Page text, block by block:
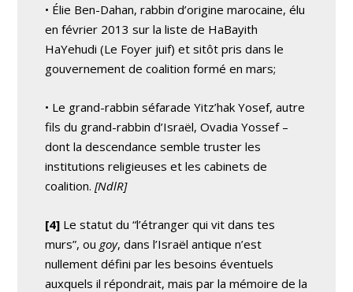
• Élie Ben-Dahan, rabbin d’origine marocaine, élu
en février 2013 sur la liste de HaBayith
HaYehudi (Le Foyer juif) et sitôt pris dans le
gouvernement de coalition formé en mars;
• Le grand-rabbin séfarade Yitz’hak Yosef, autre
fils du grand-rabbin d’Israël, Ovadia Yossef –
dont la descendance semble truster les
institutions religieuses et les cabinets de
coalition.[NdlR]
[4] Le statut du “l’étranger qui vit dans tes
murs”, ou goy, dans l’Israël antique n’est
nullement défini par les besoins éventuels
auxquels il répondrait, mais par la mémoire de la